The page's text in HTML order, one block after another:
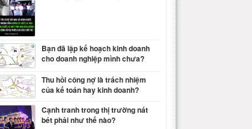
Bạn đã lập kế hoạch kinh doanh
cho doanh nghiệp mình chưa?
Thu hồi công nợ là trách nhiệm
của kế toán hay kinh doanh?
Cạnh tranh trong thị trường nát
bét phải như thế nào?